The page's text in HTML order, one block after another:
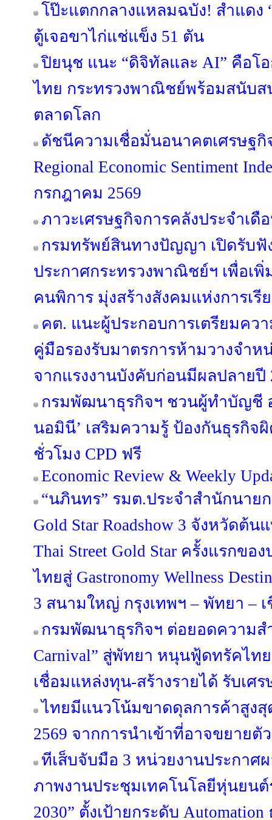
โป๊ะแตกกลางแหลมฉบัง! สำแดง
ตู้เจอขาไก่แช่แข็ง 51 ตัน
ปิยนุช แนะ “ดิจิทัลและ AI” คือโ
ไทย กระทรวงพาณิชย์พร้อมสนับส
ตลาดโลก
ดัชนีความเชื่อมั่นอนาคตเศรษฐกิ
Regional Economic Sentiment
กรกฎาคม 2569
ภาวะเศรษฐกิจการคลังประจำเดื
กรมทรัพย์สินทางปัญญา เปิดรับฟั
ประกาศกระทรวงพาณิชย์ฯ เพื่อเ
คนพิการ มุ่งสร้างสังคมแห่งการเรี
คต. แนะผู้ประกอบการเตรียมคว
คู่มือรองรับมาตรการห้ามวางจำห
จากแรงงานบังคับก่อนมีผลปลายปี
กรมพัฒนาธุรกิจฯ ชวนผู้ทำบัญชี
นอมินี’ เสริมความรู้ ป้องกันธุรกิ
ชั่วโมง CPD ฟรี
Economic Review & Weekly
“นภินทร” รมต.ประจำสำนักนาย
Gold Star Roadshow 3 จังหวัดต้
Thai Street Gold Star ครั้งแรกข
ไทยสู่ Gastronomy Wellness
3 สนามใหญ่ กรุงเทพฯ – พัทยา –
กรมพัฒนาธุรกิจฯ ต่อยอดความสำ
Carnival” สู่พัทยา หนุนฟู้ดทรัคไท
เชื่อมแหล่งทุน-สร้างรายได้ รับเศร
ไทยมีแนวโน้มขาดดุลการค้าสูง
2569 จากการนำเข้าที่อาจขยายตั
ทีเส็บจับมือ 3 หน่วยงานประกาศ
ภาพงานประชุมเทคโนโลยีหุ่นยนต์
2030” ตั้งเป้ายกระดับ